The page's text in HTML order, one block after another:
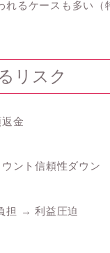
れるケースも多い（
リスク
金
ント信頼性ダウン
担 → 利益圧迫